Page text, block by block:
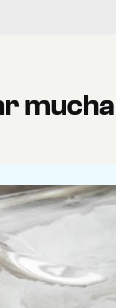
mucha